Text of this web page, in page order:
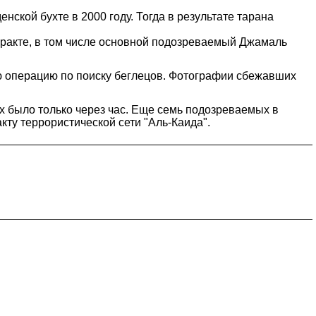
бухте в 2000 году. Тогда в результате тарана
в том числе основной подозреваемый Джамаль
по поиску беглецов. Фотографии сбежавших
было только через час. Еще семь подозреваемых в
террористической сети "Аль-Каида".